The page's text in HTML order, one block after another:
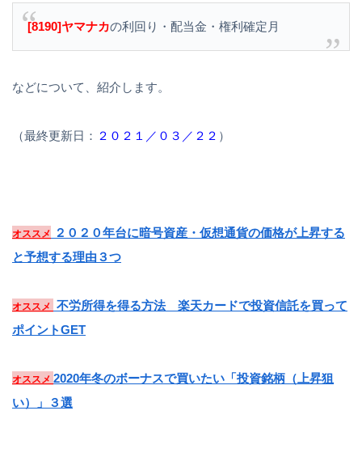
[8190]ヤマナカの利回り・配当金・権利確定月
などについて、紹介します。
（最終更新日： ２０２１／０３／２２ ）
オススメ
２０２０年台に暗号資産・仮想通貨の価格が上昇する
と予想する理由３つ
オススメ
不労所得を得る方法 楽天カードで投資信託を買って
ポイントGET
オススメ 2020年冬のボーナスで買いたい「投資銘柄（上昇狙
い）」３選